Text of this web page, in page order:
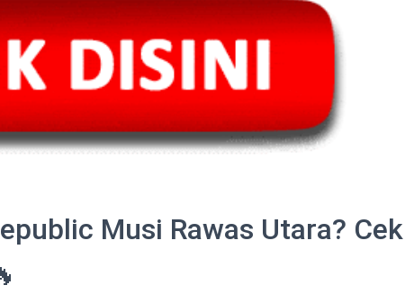
Musi Rawas Utara? Cek